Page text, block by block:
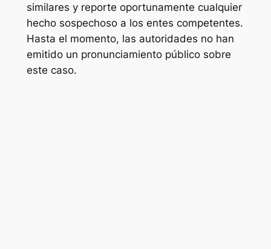
similares y reporte oportunamente cualquier
hecho sospechoso a los entes competentes.
Hasta el momento, las autoridades no han
emitido un pronunciamiento público sobre
este caso.